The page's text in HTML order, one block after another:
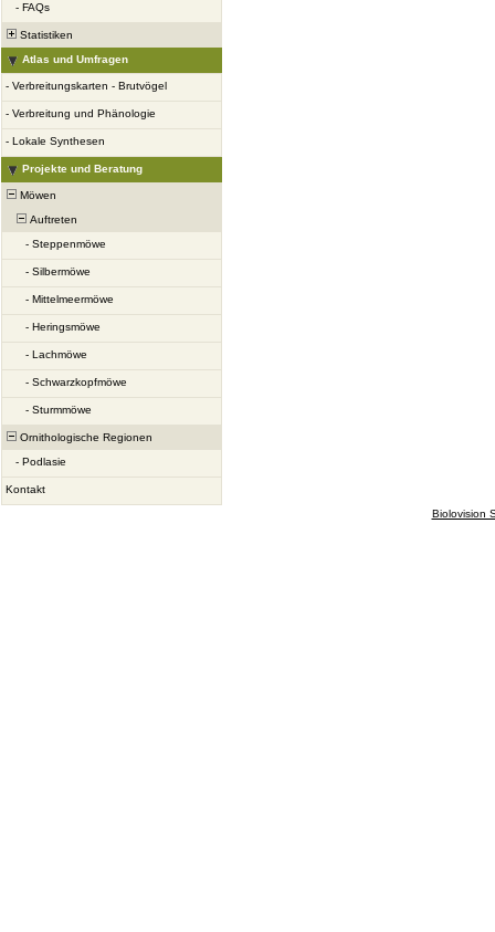
- FAQs
Statistiken
Atlas und Umfragen
- Verbreitungskarten - Brutvögel
- Verbreitung und Phänologie
- Lokale Synthesen
Projekte und Beratung
Möwen
Auftreten
- Steppenmöwe
- Silbermöwe
- Mittelmeermöwe
- Heringsmöwe
- Lachmöwe
- Schwarzkopfmöwe
- Sturmmöwe
Ornithologische Regionen
- Podlasie
Kontakt
Biolovision